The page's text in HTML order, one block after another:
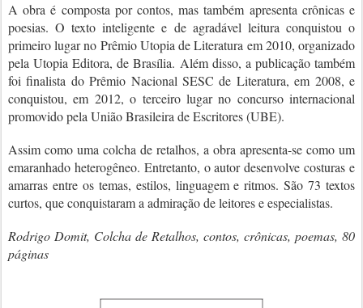
A obra é composta por contos, mas também apresenta crônicas e
poesias. O texto inteligente e de agradável leitura conquistou o
primeiro lugar no Prêmio Utopia de Literatura em 2010, organizado
pela Utopia Editora, de Brasília. Além disso, a publicação também
foi finalista do Prêmio Nacional SESC de Literatura, em 2008, e
conquistou, em 2012, o terceiro lugar no concurso internacional
promovido pela União Brasileira de Escritores (UBE).
Assim como uma colcha de retalhos, a obra apresenta-se como um
emaranhado heterogêneo. Entretanto, o autor desenvolve costuras e
amarras entre os temas, estilos, linguagem e ritmos. São 73 textos
curtos, que conquistaram a admiração de leitores e especialistas.
Rodrigo Domit, Colcha de Retalhos, contos, crônicas, poemas, 80
páginas